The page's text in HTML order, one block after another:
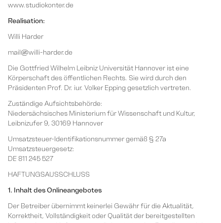
www.studiokonter.de
Realisation:
Willi Harder
mail@willi-harder.de
Die Gottfried Wilhelm Leibniz Universität Hannover ist eine
Körperschaft des öffentlichen Rechts. Sie wird durch den
Präsidenten Prof. Dr. iur. Volker Epping gesetzlich vertreten.
Zuständige Aufsichtsbehörde:
Niedersächsisches Ministerium für Wissenschaft und Kultur,
Leibnizufer 9, 30169 Hannover
Umsatzsteuer-Identifikationsnummer gemäß § 27a
Umsatzsteuergesetz:
DE 811 245 527
HAFTUNGSAUSSCHLUSS
1. Inhalt des Onlineangebotes
Der Betreiber übernimmt keinerlei Gewähr für die Aktualität,
Korrektheit, Vollständigkeit oder Qualität der bereitgestellten